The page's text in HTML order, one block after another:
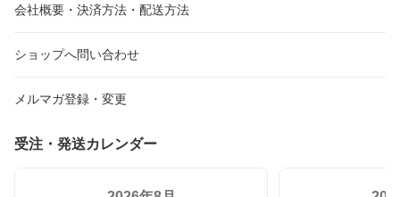
会社概要・決済方法・配送方法
ショップへ問い合わせ
メルマガ登録・変更
受注・発送カレンダー